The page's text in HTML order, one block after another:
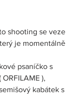
shooting se veze
je momentálně
psaníčko s
),
kabátek s